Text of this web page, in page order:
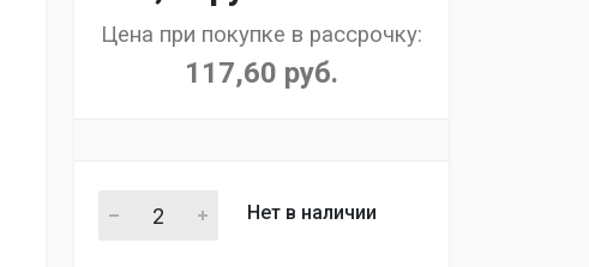
Цена при покупке в рассрочку:
117,60 руб.
Нет в наличии